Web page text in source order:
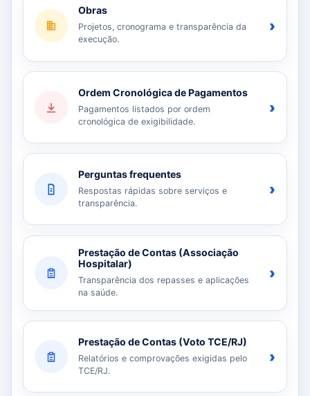
Obras
Projetos, cronograma e transparência da
execução.
›
Ordem Cronológica de Pagamentos
Pagamentos listados por ordem
cronológica de exigibilidade.
›
Perguntas frequentes
Respostas rápidas sobre serviços e
transparência.
›
Prestação de Contas (Associação
Hospitalar)
Transparência dos repasses e aplicações
na saúde.
›
Prestação de Contas (Voto TCE/RJ)
Relatórios e comprovações exigidas pelo
TCE/RJ.
›